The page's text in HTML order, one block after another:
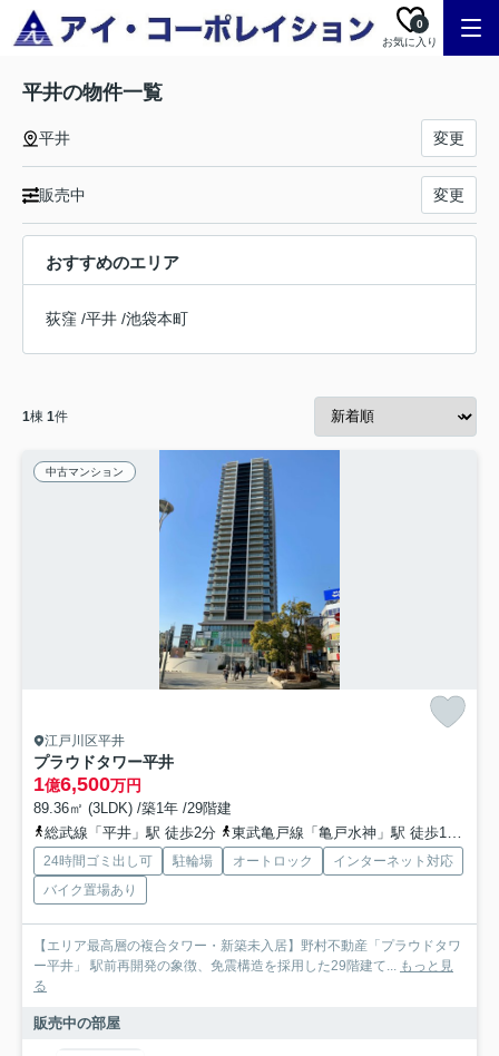
お気に入り
0
平井の物件一覧
平井 変更
販売中 変更
おすすめのエリア
荻窪 /平井 /池袋本町
1棟 1件
中古マンション
江戸川区平井
プラウドタワー平井
1億6,500万円
89.36㎡ (3LDK) /築1年 /29階建
総武線「平井」駅 徒歩2分
東武亀戸線「亀戸水神」駅 徒歩14分
24時間ゴミ出し可 駐輪場 オートロック
インターネット対応
バイク置場あり
【エリア最高層の複合タワー・新築未入居】野村不動産「プラウドタワ
ー平井」 駅前再開発の象徴、免震構造を採用した29階建て... もっと見
る
販売中の部屋